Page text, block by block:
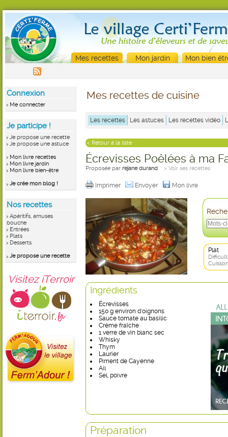
Mes recettes Mon jardin Mon bien
Connexion
Me connecter
Je participe !
Je propose une recette
Je propose une astuce
Mon livre recettes
Mon livre jardin
Mon livre bien-être
Je crée mon blog !
Nos recettes
Apéritifs, amuses
bouche
Entrées
Plats
Desserts
Je propose une recette
Visitez iTerroir
Mes recettes de cuisine
Les recettes Les astuces Les recettes vidéo
< Retour à la liste
Écrevisses Poêlées à ma
Proposée par rejane durand > Voir ses recettes
Imprimer Envoyer Mon livre
Plat
Ingrédients
Écrevisses
150 g environ d'oignons
Sauce tomate au basilic
Crème fraîche
1 verre de vin blanc sec
Whisky
Thym
Laurier
Piment de Cayenne
Ail
Sel, poivre
Préparation